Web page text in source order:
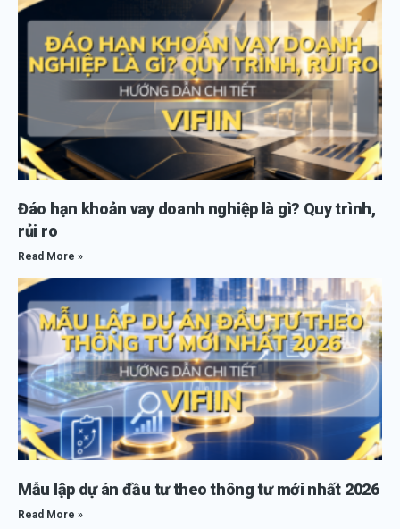
Đáo hạn khoản vay doanh nghiệp là gì? Quy trình,
rủi ro
Read More »
Mẫu lập dự án đầu tư theo thông tư mới nhất 2026
Read More »